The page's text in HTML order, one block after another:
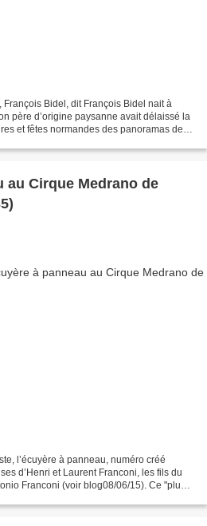
François Bidel, dit François Bidel nait à
père d’origine paysanne avait délaissé la
et fêtes normandes des panoramas des
au Cirque Medrano de
l’écuyère à panneau, numéro créé
d’Henri et Laurent Franconi, les fils du
Franconi (voir blog08/06/15). Ce "plus